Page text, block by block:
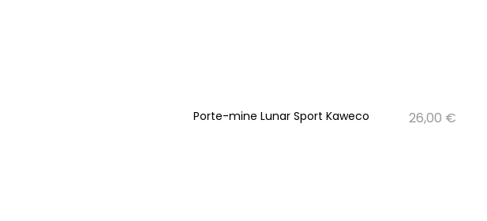
Porte-mine Lunar Sport Kaweco 26,00 €